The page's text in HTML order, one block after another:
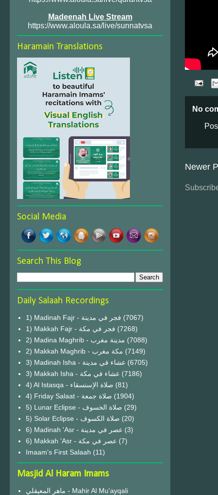
No
Newer
Madeenah Live Stream
https://www.aloula.sa/live/sunnatvsa
Haramain Translations
Social Media
Search This Blog
Daily Salaah Recordings
1) Madinah Fajr - فجر في مدينة (7067)
1) Makkah Fajr - فجر في مكة (7268)
2) Madina Maghrib - مدينة مغرب (7088)
2) Makkah Maghrib - مكة مغرب (7149)
3) Madinah Isha - عشاء في مدينة (6705)
3) Makkah Isha - عشاء في مكة (7186)
4) Al Istasqa - صلاة الإستسقاء (81)
4) Friday Salaat - صلاة جمعة (1904)
5) Lunar Eclipse - صلاة الخسوف (29)
(20)
6) Madinah 'Asr - عصر في مدينة (3)
6) Makkah 'Asr - عصر في مكة (7)
Imaam's First Salaah (11)
Masjid Al Haram Imams
ماهر المعيقلي - Mahir Al Mu'ayqali